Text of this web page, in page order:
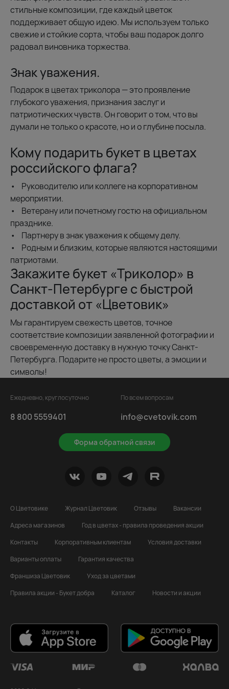
стильные композиции, где каждый цветок
поддерживает общую идею. Мы используем только
свежие и стойкие сорта, чтобы ваш подарок долго
радовал виновника торжества.
Знак уважения.
Подарок в цветах триколора — это проявление
глубокого уважения, признания заслуг и
патриотических чувств. Он говорит о том, что вы
думали не только о красоте, но и о глубине посыла.
Кому подарить букет в цветах
российского флага?
• Руководителю или коллеге на корпоративном
мероприятии.
• Ветерану или почетному гостю на официальном
празднике.
• Партнеру в знак уважения к общему делу.
• Родным и близким, которые являются настоящими
патриотами.
Закажите букет «Триколор» в
Санкт-Петербурге с быстрой
доставкой от «Цветовик»
Мы гарантируем свежесть цветов, точное
соответствие композиции заявленной фотографии и
своевременную доставку в нужную точку Санкт-
Петербурга. Подарите не просто цветы, а эмоции и
символы!
Ежедневно, круглосуточно
8 800 5559401
Форма обратной связи
По всем вопросам
info@cvetovik.com
О Цветовике Журнал Цветовик Отзывы
Вакансии
Адреса магазинов
Год в цветах - правила проведения акции
Контакты
Корпоративным клиентам
Условия доставки
Варианты оплаты
Гарантия качества
Франшиза Цветовик
Уход за цветами
Правила акции - Букет добра
Каталог Новости и акции